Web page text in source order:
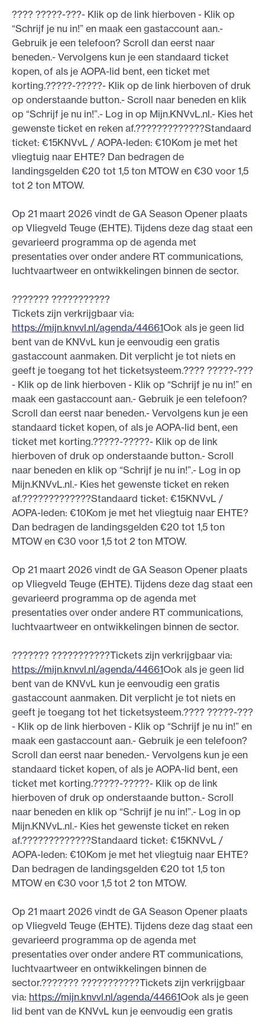
???? ?????-???- Klik op de link hierboven - Klik op
“Schrijf je nu in!” en maak een gastaccount aan.-
Gebruik je een telefoon? Scroll dan eerst naar
beneden.- Vervolgens kun je een standaard ticket
kopen, of als je AOPA-lid bent, een ticket met
korting.?????-?????- Klik op de link hierboven of druk
op onderstaande button.- Scroll naar beneden en klik
op “Schrijf je nu in!”.- Log in op Mijn.KNVvL.nl.- Kies het
gewenste ticket en reken af.?????????????Standaard
ticket: €15KNVvL / AOPA-leden: €10Kom je met het
vliegtuig naar EHTE? Dan bedragen de
landingsgelden €20 tot 1,5 ton MTOW en €30 voor 1,5
tot 2 ton MTOW.
Op 21 maart 2026 vindt de GA Season Opener plaats
op Vliegveld Teuge (EHTE). Tijdens deze dag staat een
gevarieerd programma op de agenda met
presentaties over onder andere RT communications,
luchtvaartweer en ontwikkelingen binnen de sector.
??????? ???????????
Tickets zijn verkrijgbaar via:
https://mijn.knvvl.nl/agenda/44661Ook als je geen lid
bent van de KNVvL kun je eenvoudig een gratis
gastaccount aanmaken. Dit verplicht je tot niets en
geeft je toegang tot het ticketsysteem.???? ?????-???
- Klik op de link hierboven - Klik op “Schrijf je nu in!” en
maak een gastaccount aan.- Gebruik je een telefoon?
Scroll dan eerst naar beneden.- Vervolgens kun je een
standaard ticket kopen, of als je AOPA-lid bent, een
ticket met korting.?????-?????- Klik op de link
hierboven of druk op onderstaande button.- Scroll
naar beneden en klik op “Schrijf je nu in!”.- Log in op
Mijn.KNVvL.nl.- Kies het gewenste ticket en reken
af.?????????????Standaard ticket: €15KNVvL /
AOPA-leden: €10Kom je met het vliegtuig naar EHTE?
Dan bedragen de landingsgelden €20 tot 1,5 ton
MTOW en €30 voor 1,5 tot 2 ton MTOW.
Op 21 maart 2026 vindt de GA Season Opener plaats
op Vliegveld Teuge (EHTE). Tijdens deze dag staat een
gevarieerd programma op de agenda met
presentaties over onder andere RT communications,
luchtvaartweer en ontwikkelingen binnen de sector.
??????? ???????????Tickets zijn verkrijgbaar via:
https://mijn.knvvl.nl/agenda/44661Ook als je geen lid
bent van de KNVvL kun je eenvoudig een gratis
gastaccount aanmaken. Dit verplicht je tot niets en
geeft je toegang tot het ticketsysteem.???? ?????-???
- Klik op de link hierboven - Klik op “Schrijf je nu in!” en
maak een gastaccount aan.- Gebruik je een telefoon?
Scroll dan eerst naar beneden.- Vervolgens kun je een
standaard ticket kopen, of als je AOPA-lid bent, een
ticket met korting.?????-?????- Klik op de link
hierboven of druk op onderstaande button.- Scroll
naar beneden en klik op “Schrijf je nu in!”.- Log in op
Mijn.KNVvL.nl.- Kies het gewenste ticket en reken
af.?????????????Standaard ticket: €15KNVvL /
AOPA-leden: €10Kom je met het vliegtuig naar EHTE?
Dan bedragen de landingsgelden €20 tot 1,5 ton
MTOW en €30 voor 1,5 tot 2 ton MTOW.
Op 21 maart 2026 vindt de GA Season Opener plaats
op Vliegveld Teuge (EHTE). Tijdens deze dag staat een
gevarieerd programma op de agenda met
presentaties over onder andere RT communications,
luchtvaartweer en ontwikkelingen binnen de
sector.??????? ???????????Tickets zijn verkrijgbaar
via: https://mijn.knvvl.nl/agenda/44661Ook als je geen
lid bent van de KNVvL kun je eenvoudig een gratis